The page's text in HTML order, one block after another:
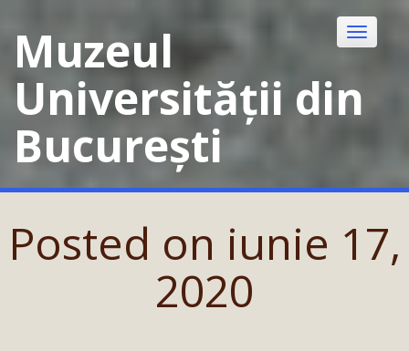
contentMuzeul
Universității din
București
Toggle
Posted on iunie 17,
2020